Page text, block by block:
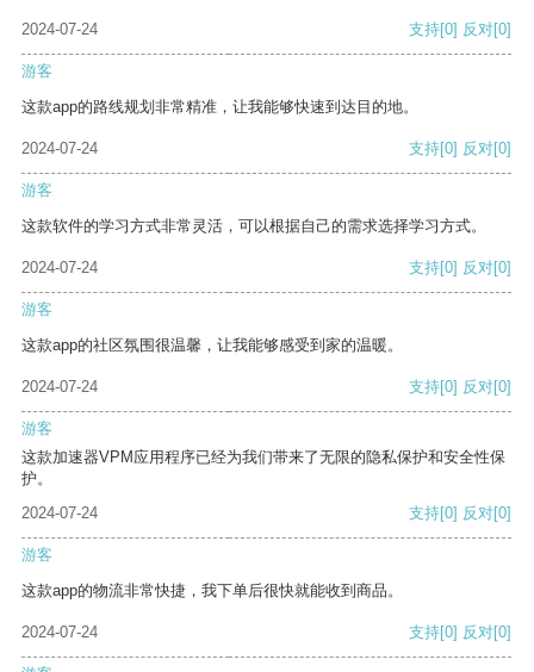
2024-07-24 支持[0] 反对[0]
游客
这款app的路线规划非常精准，让我能够快速到达目的地。
2024-07-24 支持[0] 反对[0]
游客
这款软件的学习方式非常灵活，可以根据自己的需求选择学习方式。
2024-07-24 支持[0] 反对[0]
游客
这款app的社区氛围很温馨，让我能够感受到家的温暖。
2024-07-24 支持[0] 反对[0]
游客
这款加速器VPM应用程序已经为我们带来了无限的隐私保护和安全性保
护。
2024-07-24
支持[0] 反对[0]
游客
这款app的物流非常快捷，我下单后很快就能收到商品。
2024-07-24 支持[0] 反对[0]